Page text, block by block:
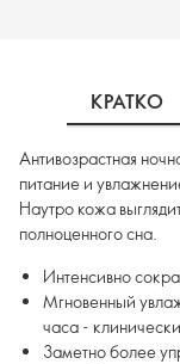
КРАТКО
Антивозрастная
питание и
Наутро кожа
полноценного сна.
Интенсивно
Мгновенный
часа -
Заметно более